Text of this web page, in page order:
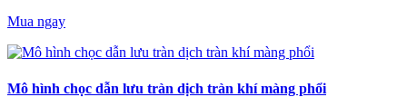
Mua ngay
Mô hình chọc dẫn lưu tràn dịch tràn khí màng phổi